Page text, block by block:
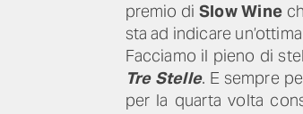
premio di Slow Wine
sta ad indicare
Facciamo il pieno di
Tre Stelle. E sempre
per la quarta volta